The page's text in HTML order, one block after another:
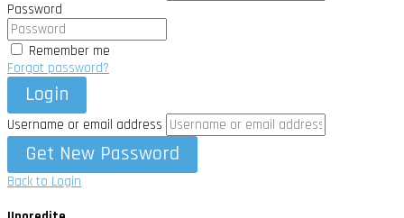
Password
Remember me
Forgot password?
Login
Username or email address
Get New Password
Back to Login